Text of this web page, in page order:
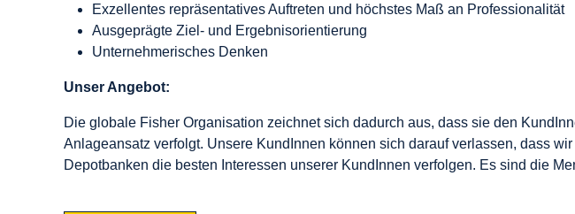
Exzellentes repräsentatives Auftreten und höchstes Maß an Professionalität
Ausgeprägte Ziel- und Ergebnisorientierung
Unternehmerisches Denken
Unser Angebot:
Die globale Fisher Organisation zeichnet sich dadurch aus, dass sie den
Anlageansatz verfolgt. Unsere KundInnen können sich darauf verlassen, dass
Depotbanken die besten Interessen unserer KundInnen verfolgen. Es sind die